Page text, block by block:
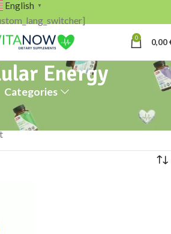
English ▼
0 0,00
Energy
Categories
Energy”